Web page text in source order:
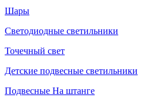
Шары
Светодиодные светильники
Точечный свет
Детские подвесные светильники
Подвесные На штанге